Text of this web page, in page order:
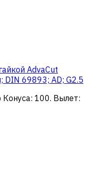
AdvaCut
DIN 69893; AD; G2.5
Конуса: 100. Вылет: